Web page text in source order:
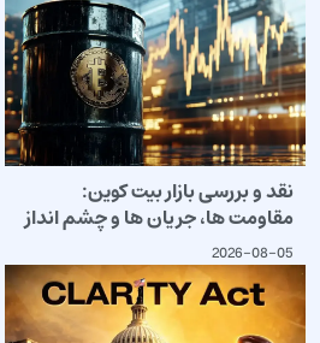
نقد و بررسی بازار بیت کوین:
مقاومت ها، جریان ها و چشم انداز
2026-08-05